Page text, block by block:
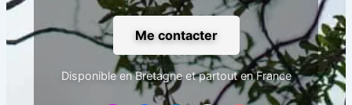
Me contacter
Disponible en Bretagne et partout en France